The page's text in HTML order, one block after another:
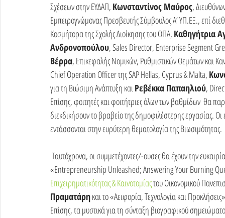
Σχέσεων στην ΕΥΔΑΠ, Κωνσταντίνος Μαύρος,
Εμπειρογνώμονας Πρεσβευτής Σύμβουλος Α’ ΥΠ.ΕΞ., επί
Κοσμήτορα της Σχολής Διοίκησης του ΟΠΑ, Καθηγήτρια
Ανδρονοπούλου, Sales Director, Enterprise Segment
Βέρρα, Επικεφαλής Νομικών, Ρυθμιστικών Θεμάτων και
Chief Operation Officer της SAP Hellas, Cyprus & Malta,
για τη Βιώσιμη Ανάπτυξη και Ρεβέκκα Παπαηλιού,
Επίσης, φοιτητές και φοιτήτριες όλων των βαθμίδων  θα
διεκδικήσουν το βραβείο της δημοφιλέστερης εργασίας.
εντάσσονται στην ευρύτερη θεματολογία της Βιωσιμότητας.
«Entrepreneurship Unleashed; Answering Your Burning
Επιχειρηματικότητας & Καινοτομίας του Οικονομικού
Πραματάρη και το «Αειφορία, Τεχνολογία και
Επίσης, τα μυστικά για τη σύνταξη βιογραφικού